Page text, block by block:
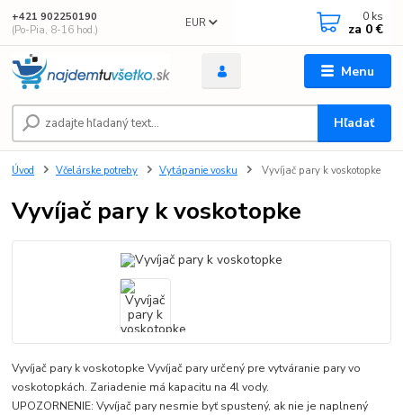
Menu
EUR
Hľadať
+421 902250190
(Po-Pia, 8-16 hod.)
0 ks
za 0 €
Úvod Včelárske potreby Vytápanie vosku Vyvíjač pary k voskotopke
Vyvíjač pary k voskotopke
Vyvíjač pary k voskotopke Vyvíjač pary určený pre vytváranie pary vo
voskotopkách. Zariadenie má kapacitu na 4l vody.
UPOZORNENIE: Vyvíjač pary nesmie byť spustený, ak nie je naplnený